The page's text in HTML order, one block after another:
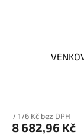
7 176 Kč bez DPH
8 682,96 Kč